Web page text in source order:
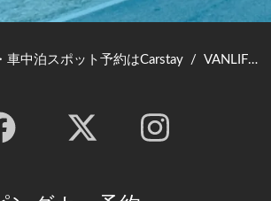
車中泊スポット予約はCarstay / VANLIFE JAPAN TOP